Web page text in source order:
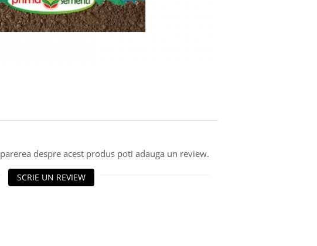
despre acest produs poti adauga un review.
SCRIE UN REVIEW